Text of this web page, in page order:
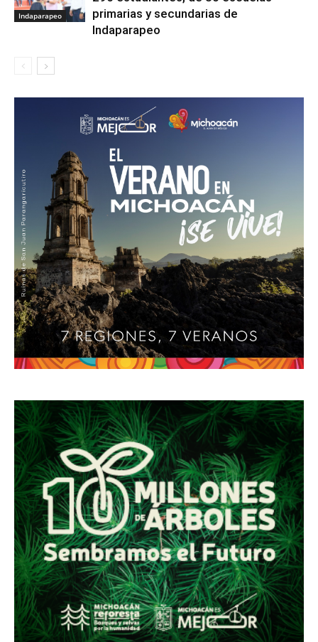
Indaparapeo
primarias y secundarias de
Indaparapeo